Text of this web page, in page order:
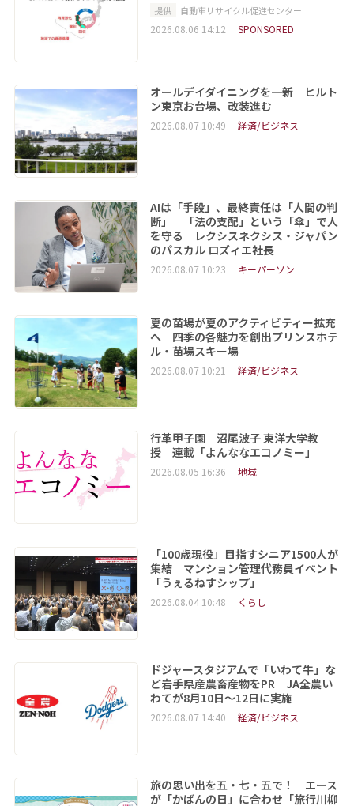
提供 自動車リサイクル促進センター
2026.08.06 14:12 SPONSORED
オールデイダイニングを一新 ヒルト
ン東京お台場、改装進む
2026.08.07 10:49 経済/ビジネス
AIは「手段」、最終責任は「人間の判
断」 「法の支配」という「傘」で人
を守る レクシスネクシス・ジャパン
のパスカル ロズィエ社長
2026.08.07 10:23 キーパーソン
夏の苗場が夏のアクティビティー拡充
へ 四季の各魅力を創出プリンスホテ
ル・苗場スキー場
2026.08.07 10:21 経済/ビジネス
行革甲子園 沼尾波子 東洋大学教
授 連載「よんななエコノミー」
2026.08.05 16:36 地域
「100歳現役」目指すシニア1500人が
集結 マンション管理代務員イベント
「うぇるねすシップ」
2026.08.04 10:48 くらし
ドジャースタジアムで「いわて牛」な
ど岩手県産農畜産物をPR JA全農い
わてが8月10日～12日に実施
2026.08.07 14:40 経済/ビジネス
旅の思い出を五・七・五で！ エース
が「かばんの日」に合わせ「旅行川柳